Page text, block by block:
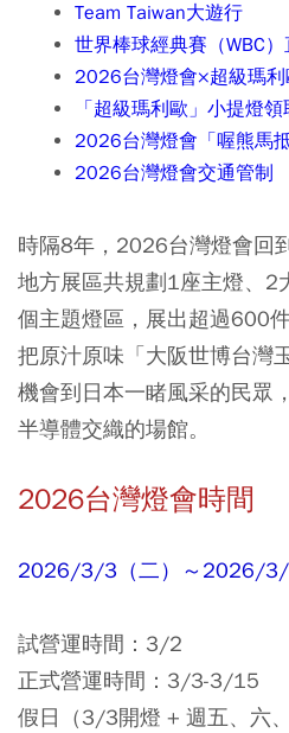
Team Taiwan大遊行
世界棒球經典賽（WBC）
2026台灣燈會×超級瑪利
「超級瑪利歐」小提燈
2026台灣燈會「喔熊馬
2026台灣燈會交通管制
時隔8年，2026台灣燈會回
地方展區共規劃1座主燈、2
個主題燈區，展出超過600
把原汁原味「大阪世博台灣
機會到日本一睹風采的民眾
半導體交織的場館。
2026台灣燈會時間
2026/3/3（二）～2026/3/
試營運時間： 3/2
正式營運時間： 3/3-3/15
假日（3/3開燈 + 週五、六